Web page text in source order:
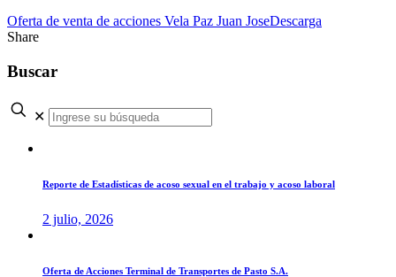
Oferta de venta de acciones Vela Paz Juan JoseDescarga
Share
Buscar
✕
Reporte de Estadísticas de acoso sexual en el trabajo y acoso laboral
2 julio, 2026
Oferta de Acciones Terminal de Transportes de Pasto S.A.